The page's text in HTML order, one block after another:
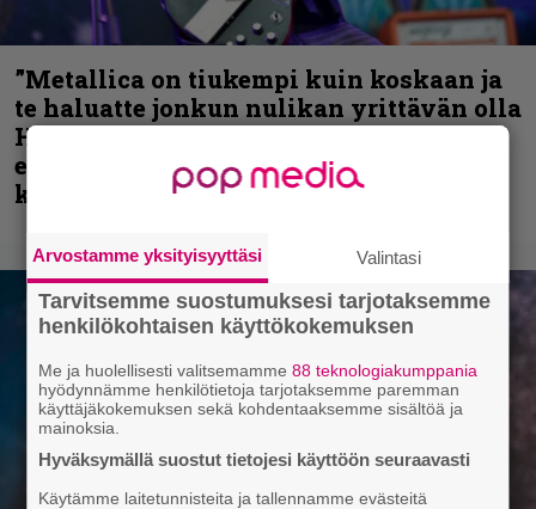
”Metallica on tiukempi kuin koskaan ja
te haluatte jonkun nulikan yrittävän olla
Hetfield?” – Pepper Keenan muisteli
ensimmäistä koesoittoaan hevijätin
kanssa
Arvostamme yksityisyyttäsi Valintasi
Tarvitsemme suostumuksesi tarjotaksemme
henkilökohtaisen käyttökokemuksen
Me ja huolellisesti valitsemamme88 teknologiakumppania
hyödynnämme henkilötietoja tarjotaksemme paremman
käyttäjäkokemuksen sekä kohdentaaksemme sisältöä ja
mainoksia.
Hyväksymällä suostut tietojesi käyttöön seuraavasti
Käytämme laitetunnisteita ja tallennamme evästeitä